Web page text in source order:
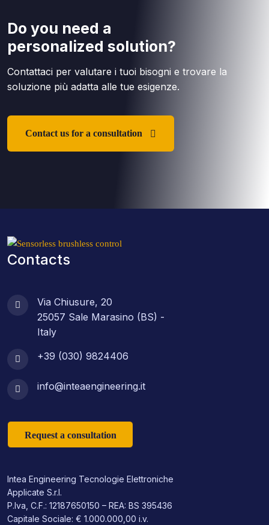
Do you need a
personalized solution?
Contattaci per valutare i tuoi bisogni e trovare la
soluzione più adatta alle tue esigenze.
Contact us for a consultation
Contacts
Via Chiusure, 20
25057 Sale Marasino (BS) -
Italy
+39 (030) 9824406
info@inteaengineering.it
Request a consultation
Intea Engineering Tecnologie Elettroniche
Applicate S.r.l.
P.Iva, C.F.: 12187650150 – REA: BS 395436
Capitale Sociale: € 1.000.000,00 i.v.